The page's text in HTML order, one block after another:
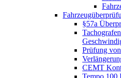
§57a
Prüfung
CEMT
Tempo 100